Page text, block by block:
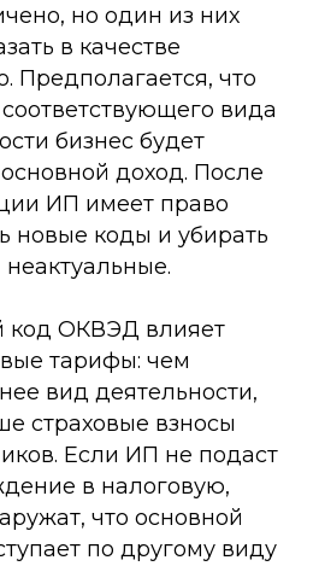
но один из них
в качестве
Предполагается, что
вида
бизнес будет
доход. После
ИП имеет право
новые коды и убирать
неактуальные.
код ОКВЭД влияет
тарифы: чем
вид деятельности,
страховые взносы
Если ИП не подаст
в налоговую,
что основной
по другому виду